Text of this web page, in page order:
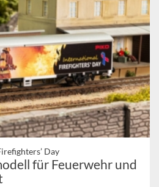
Day
für Feuerwehr und